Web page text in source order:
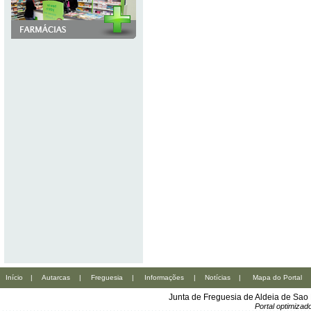
Início | Autarcas | Freguesia | Informações | Notícias | Mapa do Portal
Junta de Freguesia de Aldeia de
Portal